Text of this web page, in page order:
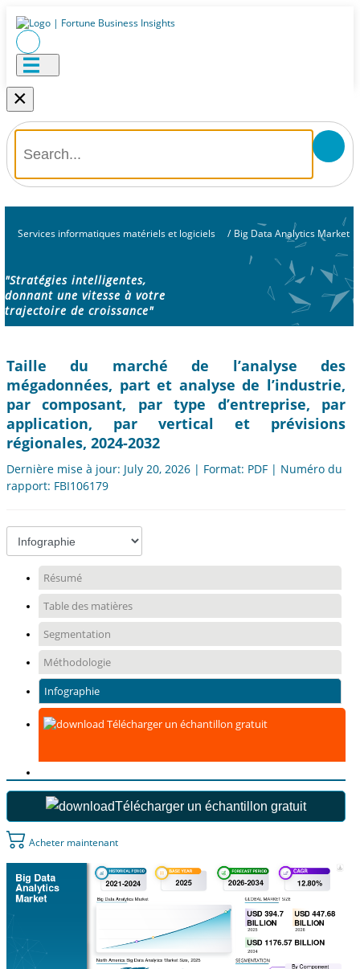
×
Services informatiques matériels et logiciels / Big Data Analytics Market
"Stratégies intelligentes,
donnant une vitesse à votre
trajectoire de croissance"
Taille du marché de l’analyse des
mégadonnées, part et analyse de l’industrie,
par composant, par type d’entreprise, par
application, par vertical et prévisions
régionales, 2024-2032
Dernière mise à jour: July 20, 2026 | Format: PDF | Numéro du
rapport: FBI106179
Résumé
Table des matières
Segmentation
Méthodologie
Infographie
Télécharger un échantillon gratuit
Télécharger un échantillon gratuit
Acheter maintenant